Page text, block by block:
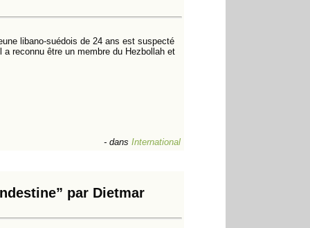
libano-suédois de 24 ans est suspecté
reconnu être un membre du Hezbollah et
- dans International
par Dietmar